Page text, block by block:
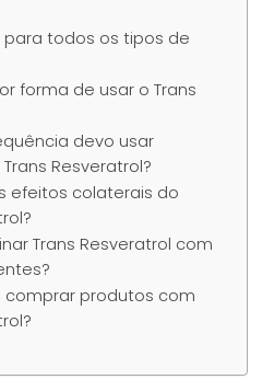
para todos os tipos de
forma de usar o Trans
devo usar
Resveratrol?
efeitos colaterais do
Trans Resveratrol com
comprar produtos com